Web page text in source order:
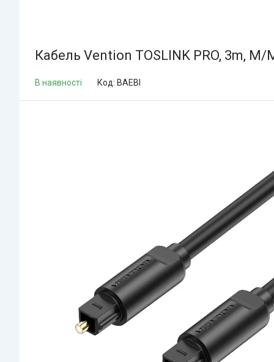
Кабель Vention TOSLINK PRO, 3m,
В наявності Код: BAEBI